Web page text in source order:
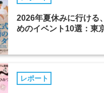
2026年夏休みに行ける
めのイベント10選：東
レポート